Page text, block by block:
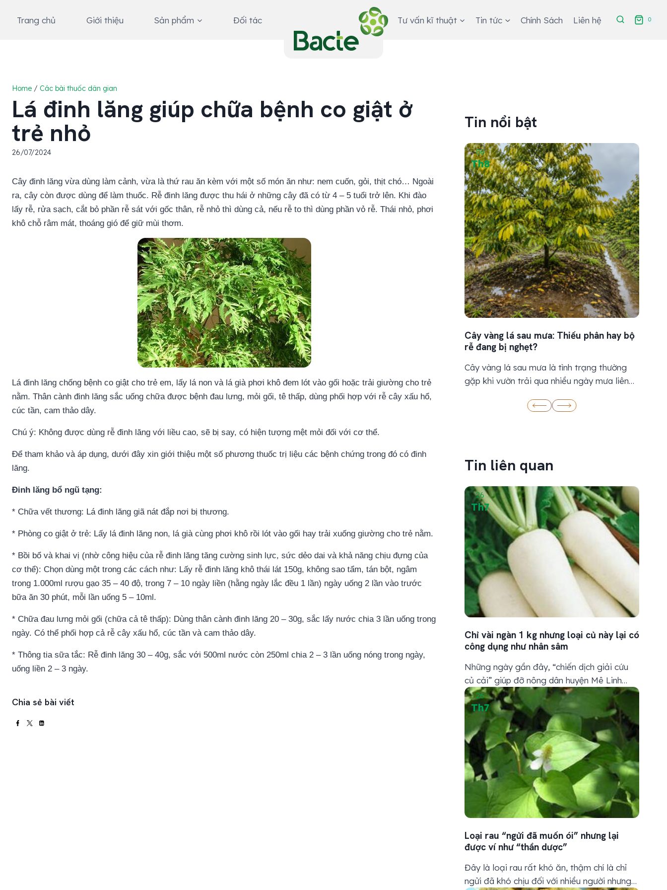
Trang chủ Giới thiệu Sản phẩm Đối tác Tư vấn kĩ thuật Tin tức Chính Sách Liên hệ 0
Home / Các bài thuốc dân gian
Lá đinh lăng giúp chữa bệnh co giật ở
trẻ nhỏ
26/07/2024
Cây đinh lăng vừa dùng làm cảnh, vừa là thứ rau ăn kèm với một số món ăn như: nem cuốn, gỏi, thịt chó… Ngoài
ra, cây còn được dùng để làm thuốc. Rễ đinh lăng được thu hái ở những cây đã có từ 4 – 5 tuổi trở lên. Khi đào
lấy rễ, rửa sạch, cắt bỏ phần rễ sát với gốc thân, rễ nhỏ thì dùng cả, nếu rễ to thì dùng phần vỏ rễ. Thái nhỏ, phơi
khô chỗ râm mát, thoáng gió để giữ mùi thơm.
Lá đinh lăng chống bệnh co giật cho trẻ em, lấy lá non và lá già phơi khô đem lót vào gối hoặc trải giường cho trẻ
nằm. Thân cành đinh lăng sắc uống chữa được bệnh đau lưng, mỏi gối, tê thấp, dùng phối hợp với rễ cây xấu hổ,
cúc tần, cam thảo dây.
Chú ý: Không được dùng rễ đinh lăng với liều cao, sẽ bị say, có hiện tượng mệt mỏi đối với cơ thể.
Để tham khảo và áp dụng, dưới đây xin giới thiệu một số phương thuốc trị liệu các bệnh chứng trong đó có đinh
lăng.
Đinh lăng bổ ngũ tạng:
* Chữa vết thương: Lá đinh lăng giã nát đắp nơi bị thương.
* Phòng co giật ở trẻ: Lấy lá đinh lăng non, lá già cùng phơi khô rồi lót vào gối hay trải xuống giường cho trẻ nằm.
* Bồi bổ và khai vị (nhờ công hiệu của rễ đinh lăng tăng cường sinh lực, sức dẻo dai và khả năng chịu đựng của
cơ thể): Chọn dùng một trong các cách như: Lấy rễ đinh lăng khô thái lát 150g, không sao tẩm, tán bột, ngâm
trong 1.000ml rượu gạo 35 – 40 độ, trong 7 – 10 ngày liền (hằng ngày lắc đều 1 lần) ngày uống 2 lần vào trước
bữa ăn 30 phút, mỗi lần uống 5 – 10ml.
* Chữa đau lưng mỏi gối (chữa cả tê thấp): Dùng thân cành đinh lăng 20 – 30g, sắc lấy nước chia 3 lần uống trong
ngày. Có thể phối hợp cả rễ cây xấu hổ, cúc tần và cam thảo dây.
* Thông tia sữa tắc: Rễ đinh lăng 30 – 40g, sắc với 500ml nước còn 250ml chia 2 – 3 lần uống nóng trong ngày,
uống liền 2 – 3 ngày.
Chia sẻ bài viết
Tin nổi bật
06
Th8
Cây vàng lá sau mưa: Thiếu phân hay bộ
rễ đang bị nghẹt?
Cây vàng lá sau mưa là tình trạng thường
gặp khi vườn trải qua nhiều ngày mưa liên
Khi thấy lá chuyển vàng, nhiều bà con
Tin liên quan
26
Th7
Chỉ vài ngàn 1 kg nhưng loại củ này lại có
công dụng như nhân sâm
Những ngày gần đây, “chiến dịch giải cứu
củ cải” giúp đỡ nông dân huyện Mê Linh
đang được các hệ thống siêu thị ở Hà Nội
đẩy mạnh với giá bán chỉ 1.500 – 3.500
đ/kg. Rất nhiều bà nội trợ đã “rinh” về cả
chục kg, vài chục kg để ăn dần. Nhưng...
26
Th7
Loại rau “ngửi đã muốn ói” nhưng lại
được ví như “thần dược”
Đây là loại rau rất khó ăn, thậm chí là chỉ
ngửi đã khó chịu đối với nhiều người nhưng